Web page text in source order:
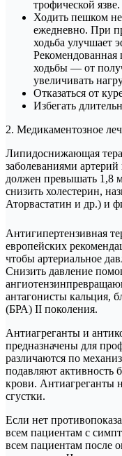
трофической язве.
Ходить пешком
ежедневно. При
ходьба улучшает
Рекомендованная
ходьбы — от
увеличивать
Отказаться от
Избегать
2. Медикаментозное
Липидоснижающая
заболеваниями
должен превышать 1,8
снизить холестерин,
Аторвастатин и др.) и
Антигипертензивная
европейских
чтобы артериальное
Снизить давление
антагонисты кальция,
(БРА) II поколения.
Антиагреганты и
предназначены для
различаются по
подавляют активность
крови. Антиагреганты
сгустки.
Если нет
всем пациентам с
всем пациентам после